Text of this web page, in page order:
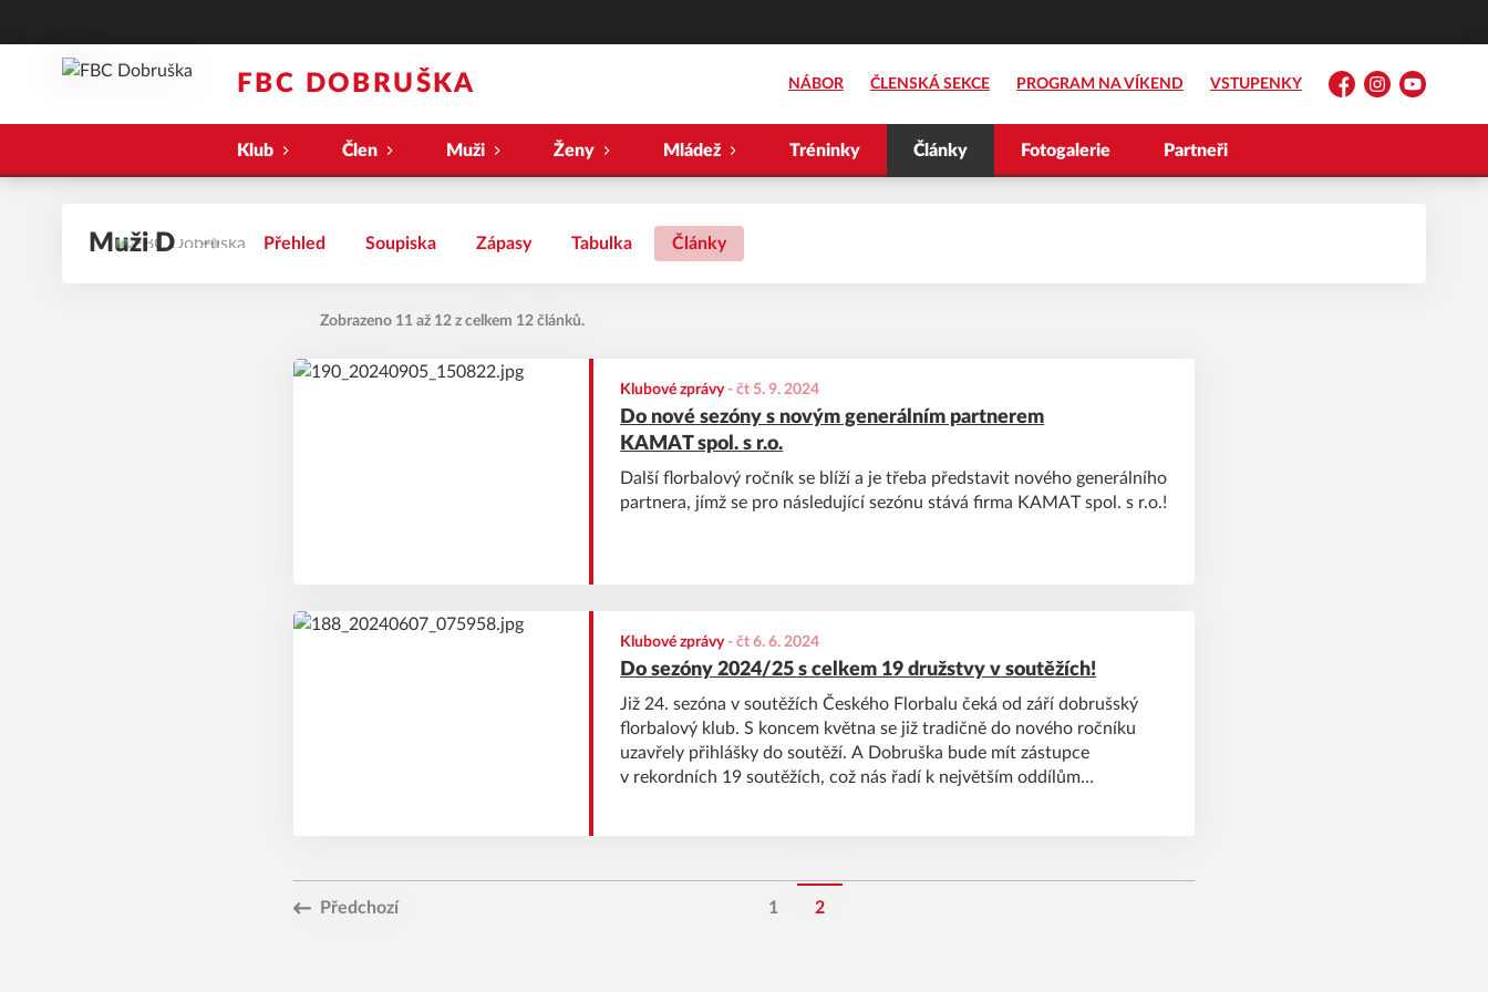
FBC DOBRUŠKA NÁBOR ČLENSKÁ SEKCE PROGRAM NA VÍKEND VSTUPENKY
FacebookInstagramYouTube
Klub Člen Muži Ženy Mládež Tréninky Články Fotogalerie Partneři
Muži D Přehled Soupiska Zápasy Tabulka Články
Zobrazeno 11 až 12 z celkem 12 článků.
Klubové zprávy-čt 5. 9. 2024
Do nové sezóny s novým generálním partnerem
KAMAT spol. s r.o.
Další florbalový ročník se blíží a je třeba představit nového generálního
partnera, jímž se pro následující sezónu stává firma KAMAT spol. s r.o.!
Klubové zprávy-čt 6. 6. 2024
Do sezóny 2024/25 s celkem 19 družstvy v soutěžích!
Již 24. sezóna v soutěžích Českého Florbalu čeká od září dobrušský
florbalový klub. S koncem května se již tradičně do nového ročníku
uzavřely přihlášky do soutěží. A Dobruška bude mít zástupce
v rekordních 19 soutěžích, což nás řadí k největším oddílům
Předchozí 1 2